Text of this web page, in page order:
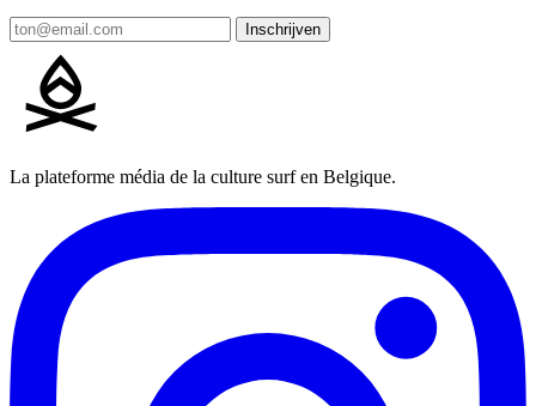
Inschrijven
La plateforme média de la culture surf en Belgique.